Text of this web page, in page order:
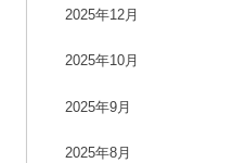
2025年12月
2025年10月
2025年9月
2025年8月